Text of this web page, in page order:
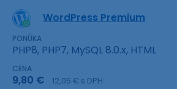
WordPress Premium
PONÚKA
PHP8, PHP7, MySQL 8.0.x, HTML
CENA
9,80 € 12,05 € s DPH